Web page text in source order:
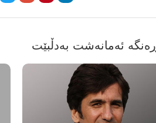
ڕەنگە ئەمانەشت بەدڵبێت